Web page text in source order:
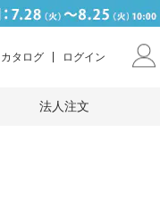
カタログ ログイン
法人注文